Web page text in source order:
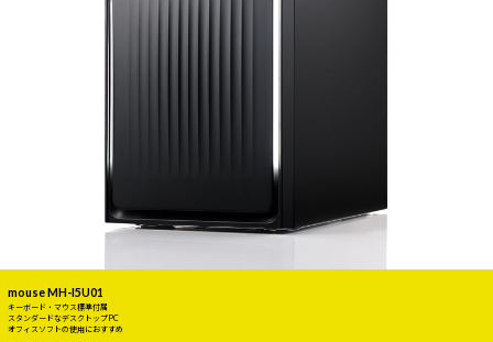
mouse MH-I5U01
キーボード・マウス標準付属
スタンダードなデスクトップPC
オフィスソフトの使用におすすめ